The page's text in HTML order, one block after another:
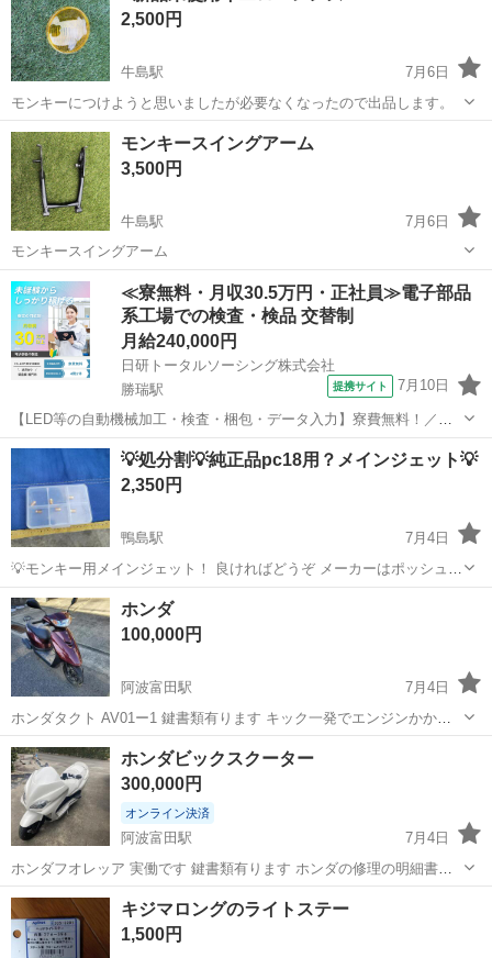
2,500円
牛島駅
7月6日
モンキーにつけようと思いましたが必要なくなったので出品します。
徳島 吉野川市 牛島駅 その他
モンキースイングアーム
3,500円
牛島駅
7月6日
モンキースイングアーム
徳島 吉野川市 牛島駅 ホンダ スイングアーム
≪寮無料・月収30.5万円・正社員≫電子部品
系工場での検査・検品 交替制
月給240,000円
日研トータルソーシング株式会社
勝瑞駅
提携サイト 7月10日
【LED等の自動機械加工・検査・梱包・データ入力】寮費無料！／年
間休日は130日以上／未経験OK！ お仕事について スマートフォンやパ
ソコン、車などに使われるLED等の電子部品の製造とそれに付帯する
作業になります。①部品を...
徳島 鳴門市 勝瑞駅 その他
💡処分割💡純正品pc18用？メインジェット💡
2,350円
鴨島駅
7月4日
💡モンキー用メインジェット！ 良ければどうぞ メーカーはポッシュ製
です。
徳島 阿波市 鴨島駅
ホンダ
100,000円
阿波富田駅
7月4日
ホンダタクト AV01ー1 鍵書類有ります キック一発でエンジンかかり
ます 異音無いです 即乗り出来ます
徳島 徳島市 阿波富田駅 ホンダ
ホンダビックスクーター
300,000円
オンライン決済
阿波富田駅
7月4日
ホンダフオレッア 実働です 鍵書類有ります ホンダの修理の明細書有
ります
徳島 徳島市 阿波富田駅 ホンダ
キジマロングのライトステー
1,500円